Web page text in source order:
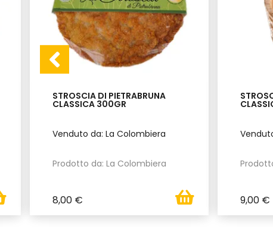
STROSCIA DI PIETRABRUNA
CLASSICA 300GR
Venduto da: La Colombiera
Prodotto da: La Colombiera
8,00 € 9,00 €